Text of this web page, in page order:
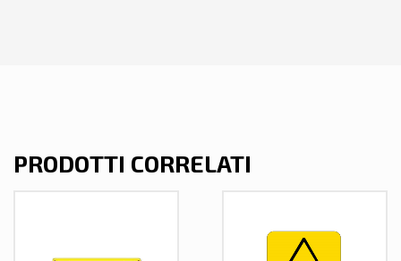
PRODOTTI CORRELATI